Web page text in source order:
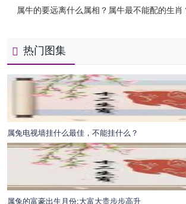
属牛的要远离什么属相？属牛最不能配的生肖
热门图集
属兔电视墙挂什么最佳，不能挂什么？
属兔的富豪出生月份:大富大贵步步高升